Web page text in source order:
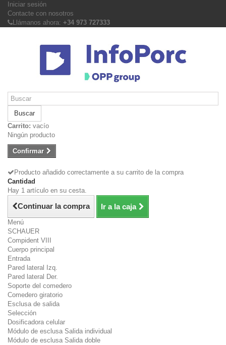
Iniciar sesión
Contacte con nosotros
Llámanos ahora: +34 973 727333
Buscar
Carrito: vacío
Ningún producto
Confirmar
Producto añadido correctamente a su carrito de la compra
Cantidad
Hay 1 artículo en su cesta.
Continuar la compra Ir a la caja
Menú
SCHAUER
Compident VIII
Cuerpo principal
Entrada
Pared lateral Izq.
Pared lateral Der.
Soporte del comedero
Comedero giratorio
Esclusa de salida
Selección
Dosificadora celular
Módulo de esclusa Salida individual
Módulo de esclusa Salida doble